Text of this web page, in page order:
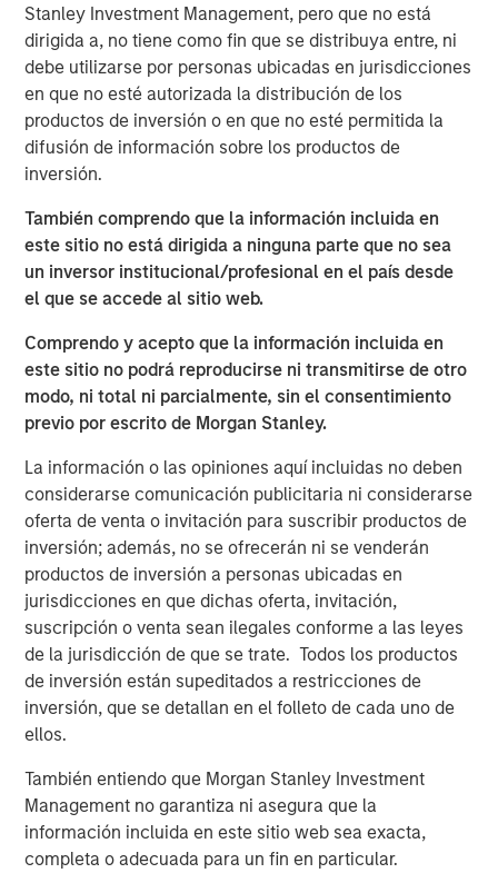
Stanley Investment Management, pero que no está
dirigida a, no tiene como fin que se distribuya entre, ni
debe utilizarse por personas ubicadas en jurisdicciones
en que no esté autorizada la distribución de los
productos de inversión o en que no esté permitida la
difusión de información sobre los productos de
inversión.
También comprendo que la información incluida en
este sitio no está dirigida a ninguna parte que no sea
un inversor institucional/profesional en el país desde
el que se accede al sitio web.
Comprendo y acepto que la información incluida en
este sitio no podrá reproducirse ni transmitirse de otro
modo, ni total ni parcialmente, sin el consentimiento
previo por escrito de Morgan Stanley.
La información o las opiniones aquí incluidas no deben
considerarse comunicación publicitaria ni considerarse
oferta de venta o invitación para suscribir productos de
inversión; además, no se ofrecerán ni se venderán
productos de inversión a personas ubicadas en
jurisdicciones en que dichas oferta, invitación,
suscripción o venta sean ilegales conforme a las leyes
de la jurisdicción de que se trate. Todos los productos
de inversión están supeditados a restricciones de
inversión, que se detallan en el folleto de cada uno de
ellos.
También entiendo que Morgan Stanley Investment
Management no garantiza ni asegura que la
información incluida en este sitio web sea exacta,
completa o adecuada para un fin en particular.
Morgan Stanley Investment Management, through
investment funds managed by Morgan Stanley Real
Estate Investing (“MSREI”), and Global Student
Accommodation (“GSA”), the global leader in student
housing, have completed the acquisition of a portfolio of
eight student housing assets in Tier 1 U.S. university
markets from a joint venture between a wholly owned
and Landmark Properties (“Landmark”). This transaction
is valued at more than $1 billion.
This unique opportunity was off-market and is one of the
and globally. It is a strategic move for the MSREI and GSA
partnership, to further curate a diverse portfolio of high-
quality assets across the United States, the world’s
largest student university market with 20 million students.
The acquired assets are located in prime university cities
across seven states and cater to students at top ranked
universities including, the University of Virginia,
University of Florida, Texas A&M, and Penn State
University. The quality of the assets and their proximity to
campus is unrivalled and is reflected in nearly 100%
occupancy across the 6,200-bed portfolio.
The acquisition also marks the MSREI and GSA
partnership entering new markets in Virginia, Georgia,
and Pennsylvania, while significantly expanding its
Oregon, and North Carolina. Through its partnership
MSREI’s and GSA’s U.S. portfolio now extends to 50
properties across 36 cities in 23 states and nearly 24,000
beds.